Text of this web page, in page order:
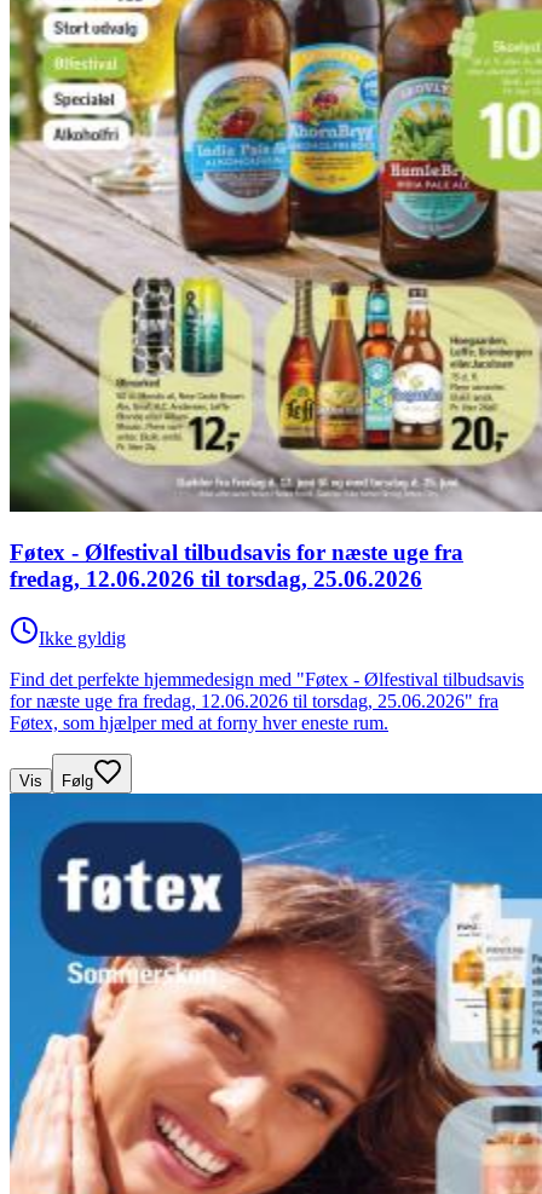
Føtex - Ølfestival tilbudsavis for næste uge fra
fredag, 12.06.2026 til torsdag, 25.06.2026
Ikke gyldig
Find det perfekte hjemmedesign med "Føtex - Ølfestival tilbudsavis
for næste uge fra fredag, 12.06.2026 til torsdag, 25.06.2026" fra
Føtex, som hjælper med at forny hver eneste rum.
Vis Følg